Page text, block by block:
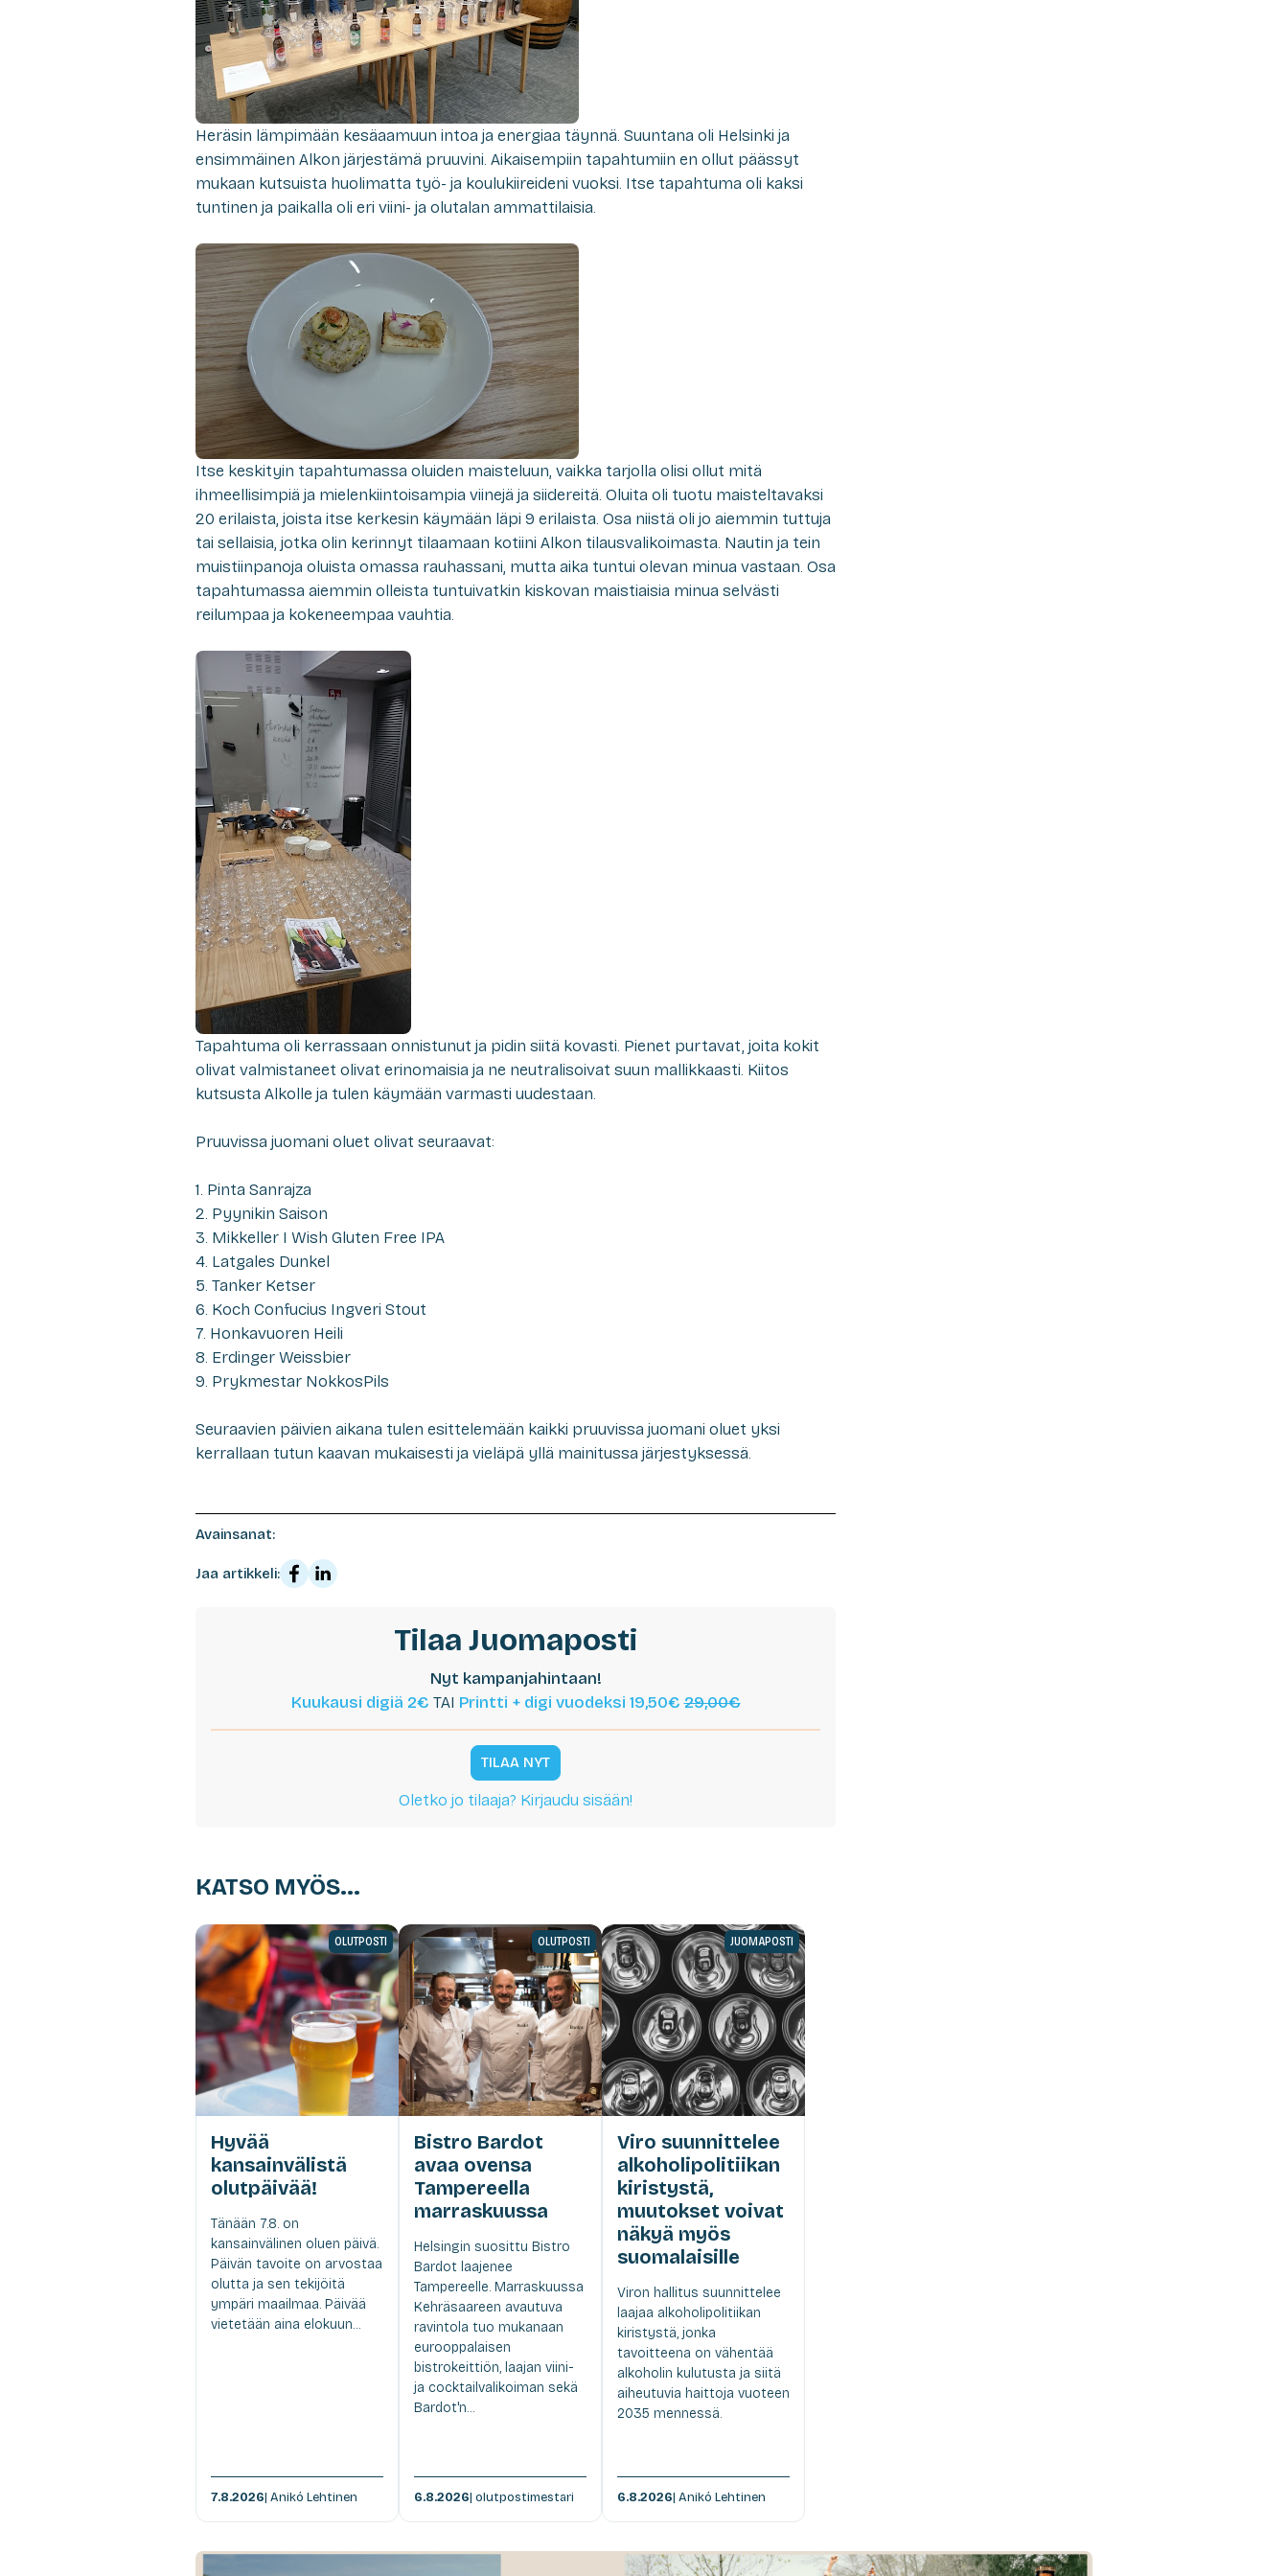
Heräsin lämpimään kesäaamuun intoa ja energiaa täynnä. Suuntana oli Helsinki ja
ensimmäinen Alkon järjestämä pruuvini. Aikaisempiin tapahtumiin en ollut päässyt
mukaan kutsuista huolimatta työ- ja koulukiireideni vuoksi. Itse tapahtuma oli kaksi
tuntinen ja paikalla oli eri viini- ja olutalan ammattilaisia.
Itse keskityin tapahtumassa oluiden maisteluun, vaikka tarjolla olisi ollut mitä
ihmeellisimpiä ja mielenkiintoisampia viinejä ja siidereitä. Oluita oli tuotu maisteltavaksi
20 erilaista, joista itse kerkesin käymään läpi 9 erilaista. Osa niistä oli jo aiemmin tuttuja
tai sellaisia, jotka olin kerinnyt tilaamaan kotiini Alkon tilausvalikoimasta. Nautin ja tein
muistiinpanoja oluista omassa rauhassani, mutta aika tuntui olevan minua vastaan. Osa
tapahtumassa aiemmin olleista tuntuivatkin kiskovan maistiaisia minua selvästi
reilumpaa ja kokeneempaa vauhtia.
Tapahtuma oli kerrassaan onnistunut ja pidin siitä kovasti. Pienet purtavat, joita kokit
olivat valmistaneet olivat erinomaisia ja ne neutralisoivat suun mallikkaasti. Kiitos
kutsusta Alkolle ja tulen käymään varmasti uudestaan.
Pruuvissa juomani oluet olivat seuraavat:
1. Pinta Sanrajza
2. Pyynikin Saison
3. Mikkeller I Wish Gluten Free IPA
4. Latgales Dunkel
5. Tanker Ketser
6. Koch Confucius Ingveri Stout
7. Honkavuoren Heili
8. Erdinger Weissbier
9. Prykmestar NokkosPils
Seuraavien päivien aikana tulen esittelemään kaikki pruuvissa juomani oluet yksi
kerrallaan tutun kaavan mukaisesti ja vieläpä yllä mainitussa järjestyksessä.
Avainsanat:
Jaa artikkeli:
Tilaa Juomaposti
Nyt kampanjahintaan!
Kuukausi digiä 2€ TAI Printti + digi vuodeksi 19,50€29,00€
TILAA NYT
Oletko jo tilaaja? Kirjaudu sisään!
KATSO MYÖS...
OLUTPOSTI
Hyvää
kansainvälistä
olutpäivää!
Tänään 7.8. on
kansainvälinen oluen päivä.
Päivän tavoite on arvostaa
olutta ja sen tekijöitä
ympäri maailmaa. Päivää
vietetään aina elokuun...
7.8.2026| Anikó Lehtinen
OLUTPOSTI
Bistro Bardot
avaa ovensa
Tampereella
marraskuussa
Helsingin suosittu Bistro
Bardot laajenee
Tampereelle. Marraskuussa
Kehräsaareen avautuva
ravintola tuo mukanaan
eurooppalaisen
bistrokeittiön, laajan viini-
ja cocktailvalikoiman sekä
Bardot'n...
6.8.2026| olutpostimestari
JUOMAPOSTI
Viro suunnittelee
alkoholipolitiikan
kiristystä,
muutokset voivat
näkyä myös
suomalaisille
Viron hallitus suunnittelee
laajaa alkoholipolitiikan
kiristystä, jonka
tavoitteena on vähentää
alkoholin kulutusta ja siitä
aiheutuvia haittoja vuoteen
2035 mennessä.
6.8.2026| Anikó Lehtinen